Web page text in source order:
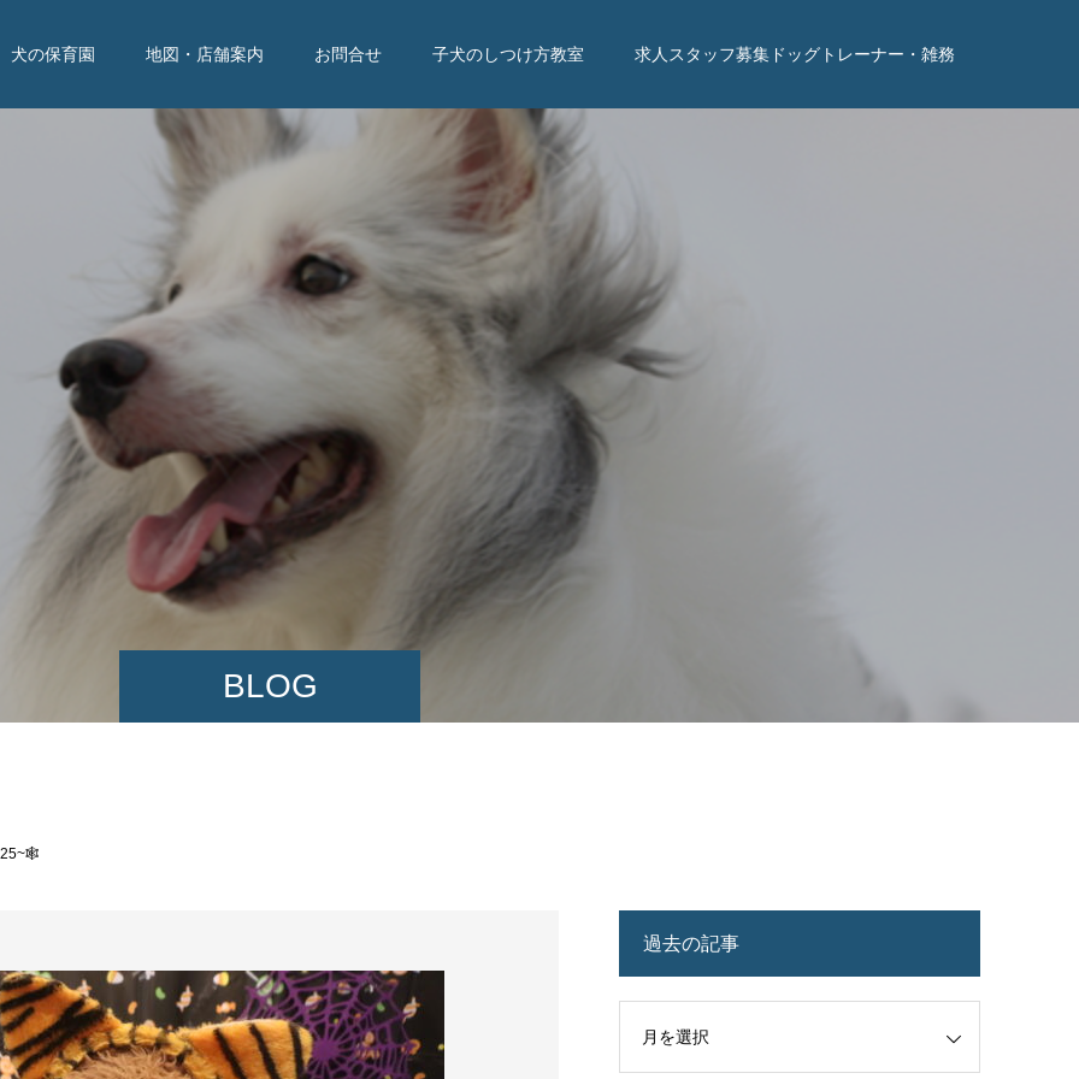
犬の保育園 地図・店舗案内 お問合せ 子犬のしつけ方教室 求人スタッフ募集ドッグトレーナー・雑務
BLOG
過去の記事